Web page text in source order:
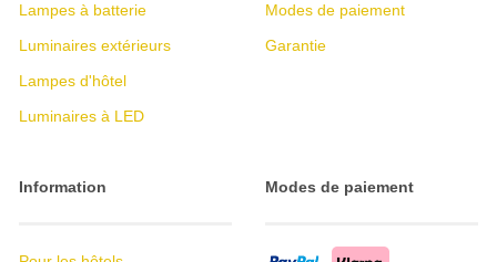
Lampes à batterie
Luminaires extérieurs
Lampes d'hôtel
Luminaires à LED
Modes de paiement
Garantie
Information Modes de paiement